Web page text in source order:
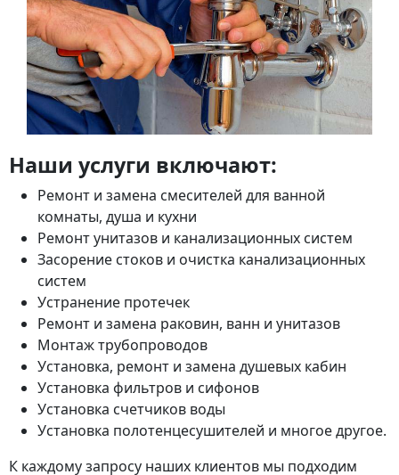
Наши услуги включают:
Ремонт и замена смесителей для ванной
комнаты, душа и кухни
Ремонт унитазов и канализационных систем
Засорение стоков и очистка канализационных
систем
Устранение протечек
Ремонт и замена раковин, ванн и унитазов
Монтаж трубопроводов
Установка, ремонт и замена душевых кабин
Установка фильтров и сифонов
Установка счетчиков воды
Установка полотенцесушителей и многое другое.
К каждому запросу наших клиентов мы подходим